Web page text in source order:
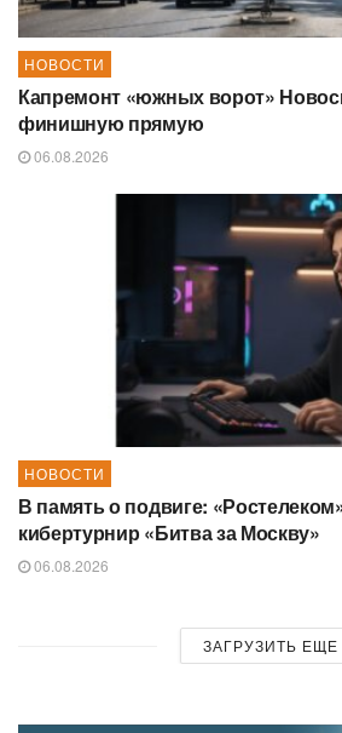
НОВОСТИ
Капремонт «южных ворот»
финишную прямую
06.08.2026
НОВОСТИ
В память о подвиге:
кибертурнир «Битва за Москву»
06.08.2026
ЗАГРУЗИТЬ ЕЩЕ